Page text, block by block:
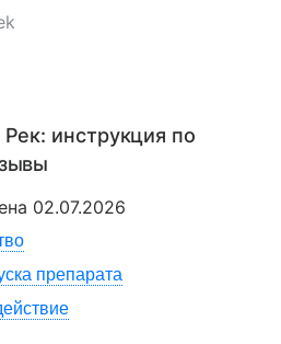
: инструкция по
02.07.2026
препарата